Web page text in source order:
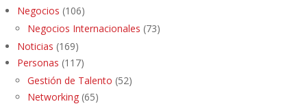
Negocios (106)
Negocios Internacionales (73)
Noticias (169)
Personas (117)
Gestión de Talento (52)
Networking (65)